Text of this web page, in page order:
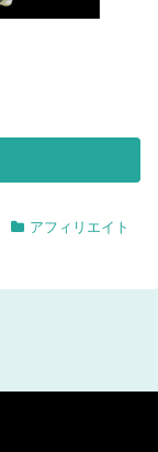
アフィリエイト